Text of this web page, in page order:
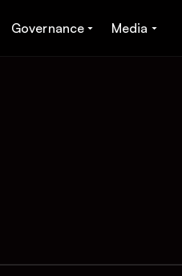
Governance Media